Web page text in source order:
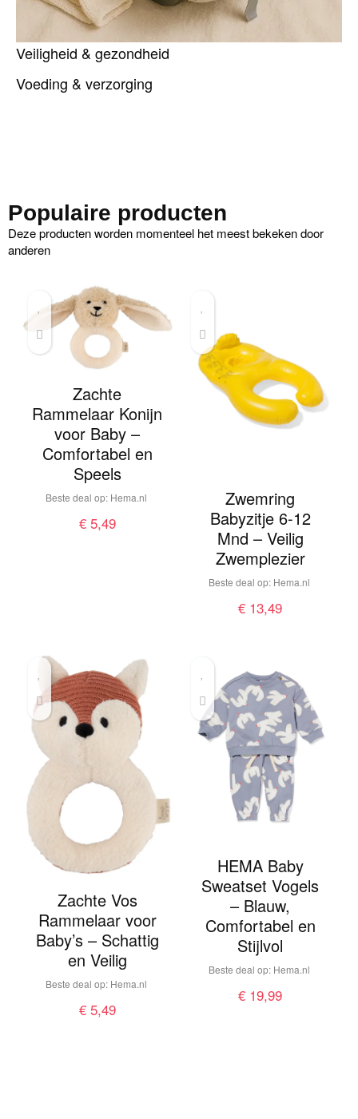
Veiligheid & gezondheid
Voeding & verzorging
Populaire producten
Deze producten worden momenteel het meest bekeken door
anderen
Zachte
Rammelaar Konijn
voor Baby –
Comfortabel en
Speels
Beste deal op: hema.nl
€5,49
Zwemring
Babyzitje 6-12
Mnd – Veilig
Zwemplezier
Beste deal op: hema.nl
€ 13,49
Zachte Vos
Rammelaar voor
Baby’s – Schattig
en Veilig
Beste deal op: hema.nl
€5,49
HEMA Baby
Sweatset Vogels
– Blauw,
Comfortabel en
Stijlvol
Beste deal op: hema.nl
€ 19,99